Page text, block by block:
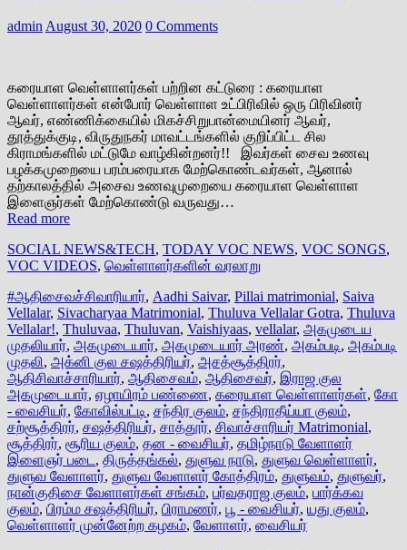
admin August 30, 2020 0 Comments
கரையாள வெள்ளாளர்கள் பற்றின கட்டுரை : கரையாள
வெள்ளாளர்கள் என்போர் வெள்ளாள உட்பிரிவில் ஒரு பிரிவினர்
ஆவர், எண்ணிக்கையில் மிகச்சிறுபான்மையினர் ஆவர்,
தூத்துக்குடி, விருதுநகர் மாவட்டங்களில் குறிப்பிட்ட சில
கிராமங்களில் மட்டுமே வாழ்கின்றனர்!! இவர்கள் சைவ உணவு
பழக்கமுறையை பரம்பரையாக மேற்கொண்டவர்கள், ஆனால்
தற்காலத்தில் அசைவ உணவுமுறையை கரையாள வெள்ளாள
இளைஞர்கள் மேற்கொண்டு வருவது…
Read more
SOCIAL NEWS&TECH, TODAY VOC NEWS, VOC SONGS,
VOC VIDEOS, வெள்ளாளர்களின் வரலாறு
#ஆதிசைவச்சிவாரியார், Aadhi Saivar, Pillai matrimonial, Saiva
Vellalar, Sivacharyaa Matrimonial, Thuluva Vellalar Gotra, Thuluva
Vellalar!, Thuluvaa, Thuluvan, Vaishiyaas, vellalar, அகமுடைய
முதலியார், அகமுடையார், அகமுடையார் அரண், அகம்படி, அகம்படி
முதலி, அக்னி குல சஷத்திரியர், அசத்சூத்திரர்,
ஆதிசிவாச்சாரியார், ஆதிசைவம், ஆதிசைவர், இராஜ குல
அகமுடையார், ஏழாயிரம் பண்ணை, கரையாள வெள்ளாளர்கள், கோ
- வைசியர், கோவில்பட்டி, சந்திர குலம், சந்திராதீய்யா குலம்,
சற்சூத்திரர், சஷத்திரியர், சாத்தூர், சிவாச்சாரியர் Matrimonial,
சூத்திரர், சூரிய குலம், தன - வைசியர், தமிழ்நாடு வேளாளர்
இளைஞர் படை , திருத்தங்கல், துளுவ நாடு, துளுவ வெள்ளாளர்,
துளுவ வேளாளர், துளுவ வேளாளர் கோத்திரம், துளுவம், துளுவர்,
நான்குதிசை வேளாளர்கள் சங்கம், பர்வதராஜ குலம், பார்க்கவ
குலம், பிரம்ம சஷத்திரியர், பிராமணர், பூ - வைசியர், யது குலம்,
வெள்ளாளர் முன்னேற்ற கழகம், வேளாளர், வைசியர்